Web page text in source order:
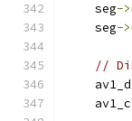
    seg
->
    seg
->
//